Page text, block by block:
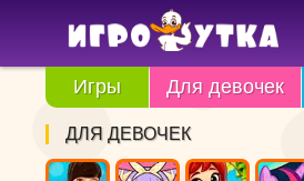
Игры Для девочек
ДЛЯ ДЕВОЧЕК